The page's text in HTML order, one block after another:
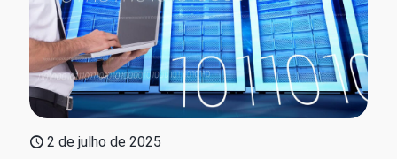
2 de julho de 2025